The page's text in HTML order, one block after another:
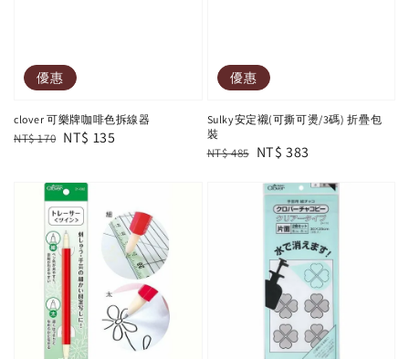
優惠
clover 可樂牌咖啡色拆線器
Regular
NT$ 170 Sale
NT$ 135
優惠
Sulky安定襯(可撕可燙/3碼) 折疊包
裝
Regular
NT$ 485 Sale
NT$ 383